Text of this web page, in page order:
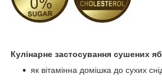
Кулінарне застосування сушених
як вітамінна домішка до сухих